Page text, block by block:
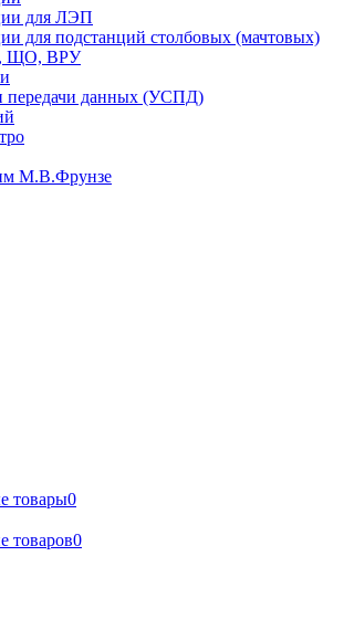
для ЛЭП
для подстанций столбовых (мачтовых)
ЩО, ВРУ
передачи данных (УСПД)
М.В.Фрунзе
товары0
товаров0